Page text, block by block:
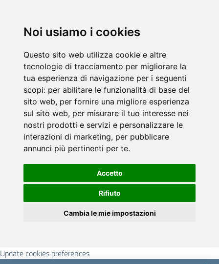
Noi usiamo i cookies
Questo sito web utilizza cookie e altre
tecnologie di tracciamento per migliorare la
tua esperienza di navigazione per i seguenti
scopi: per abilitare le funzionalità di base del
sito web, per fornire una migliore esperienza
sul sito web, per misurare il tuo interesse nei
nostri prodotti e servizi e personalizzare le
interazioni di marketing, per pubblicare
annunci più pertinenti per te.
Accetto
Rifiuto
Cambia le mie impostazioni
Update cookies preferences